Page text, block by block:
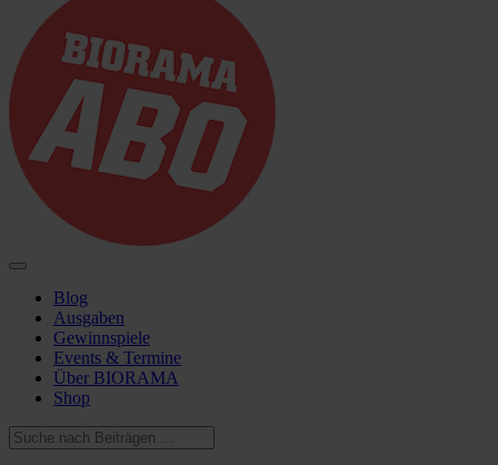
Blog
Ausgaben
Gewinnspiele
Events & Termine
Über BIORAMA
Shop